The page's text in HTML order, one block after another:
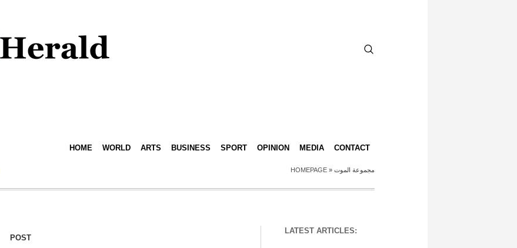
HOME WORLD ARTS BUSINESS SPORT OPINION MEDIA CONTACT
HOMEPAGE » مجموعة الموت
POST
LATEST ARTICLES: